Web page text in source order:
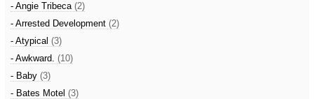
- Angie Tribeca (2)
- Arrested Development (2)
- Atypical (3)
- Awkward. (10)
- Baby (3)
- Bates Motel (3)